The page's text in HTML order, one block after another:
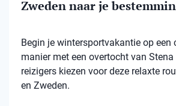
Zweden naar je
Begin je wintersportvakantie op een
manier met een overtocht van Stena
reizigers kiezen voor deze relaxte
en Zweden.